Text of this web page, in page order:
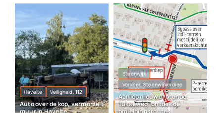
Havelte Veiligheid, 112
Auto over de kop, vermorzelt
muur in Havelte
Steenwijk
Verkeer, Steenwijkerdiep
Aanleg nieuwe rotonde
Tukseweg: ontdek de
omleidingsroutes